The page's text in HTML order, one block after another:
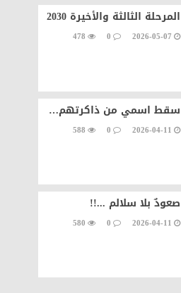
المرحلة الثالثة والأخيرة 2030
2026-05-07
0
478
سقط اسمي من ذاكرتهم…
2026-04-11
0
588
صعودٌ بلا سلالم ...!!
2026-04-11
0
580